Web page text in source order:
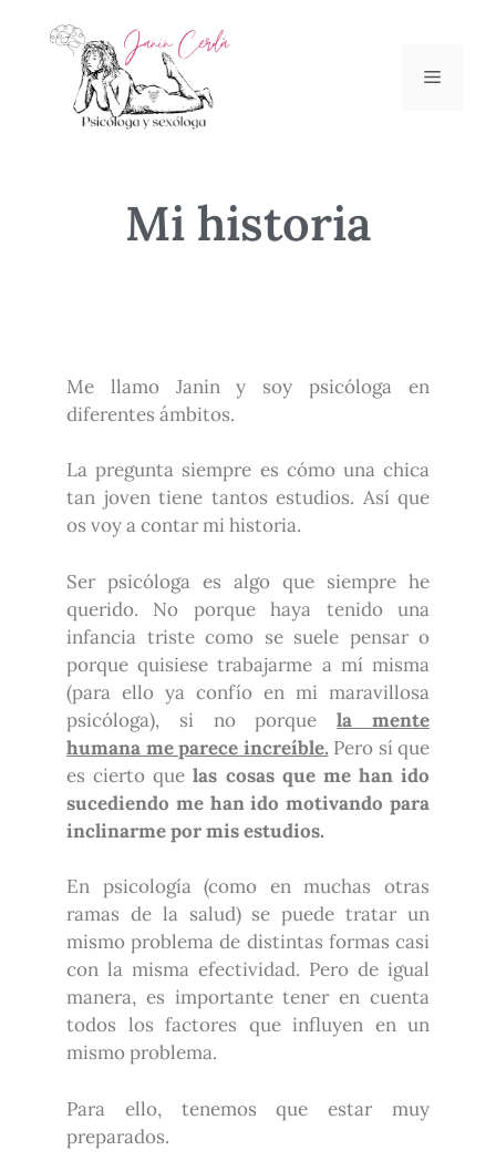
Mi historia
Me llamo Janin y soy psicóloga en
diferentes ámbitos.
La pregunta siempre es cómo una chica
tan joven tiene tantos estudios. Así que
os voy a contar mi historia.
Ser psicóloga es algo que siempre he
querido. No porque haya tenido una
infancia triste como se suele pensar o
porque quisiese trabajarme a mí misma
(para ello ya confío en mi maravillosa
psicóloga), si no porquela mente
humana me parece increíble. Pero sí que
es cierto quelas cosas que me han ido
sucediendo me han ido motivando para
inclinarme por mis estudios.
En psicología (como en muchas otras
ramas de la salud) se puede tratar un
mismo problema de distintas formas casi
con la misma efectividad. Pero de igual
manera, es importante tener en cuenta
todos los factores que influyen en un
mismo problema.
Para ello, tenemos que estar muy
preparados.